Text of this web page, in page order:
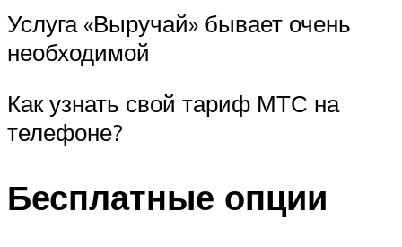
Услуга «Выручай» бывает очень
необходимой
Как узнать свой тариф МТС на
телефоне?
Бесплатные опции